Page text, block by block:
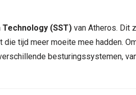
Technology (SST) van Atheros. Dit
tijd meer moeite mee hadden.
besturingssystemen,